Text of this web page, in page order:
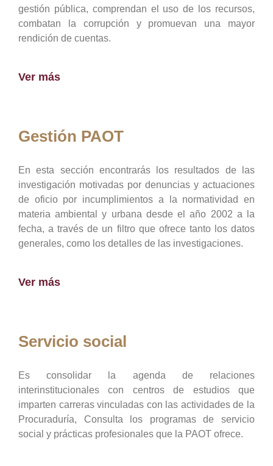
gestión pública, comprendan el uso de los recursos,
combatan la corrupción y promuevan una mayor
rendición de cuentas.
Ver más
Gestión PAOT
En esta sección encontrarás los resultados de las
investigación motivadas por denuncias y actuaciones
de oficio por incumplimientos a la normatividad en
materia ambiental y urbana desde el año 2002 a la
fecha, a través de un filtro que ofrece tanto los datos
generales, como los detalles de las investigaciones.
Ver más
Servicio social
Es consolidar la agenda de relaciones
interinstitucionales con centros de estudios que
imparten carreras vinculadas con las actividades de la
Procuraduría, Consulta los programas de servicio
social y prácticas profesionales que la PAOT ofrece.